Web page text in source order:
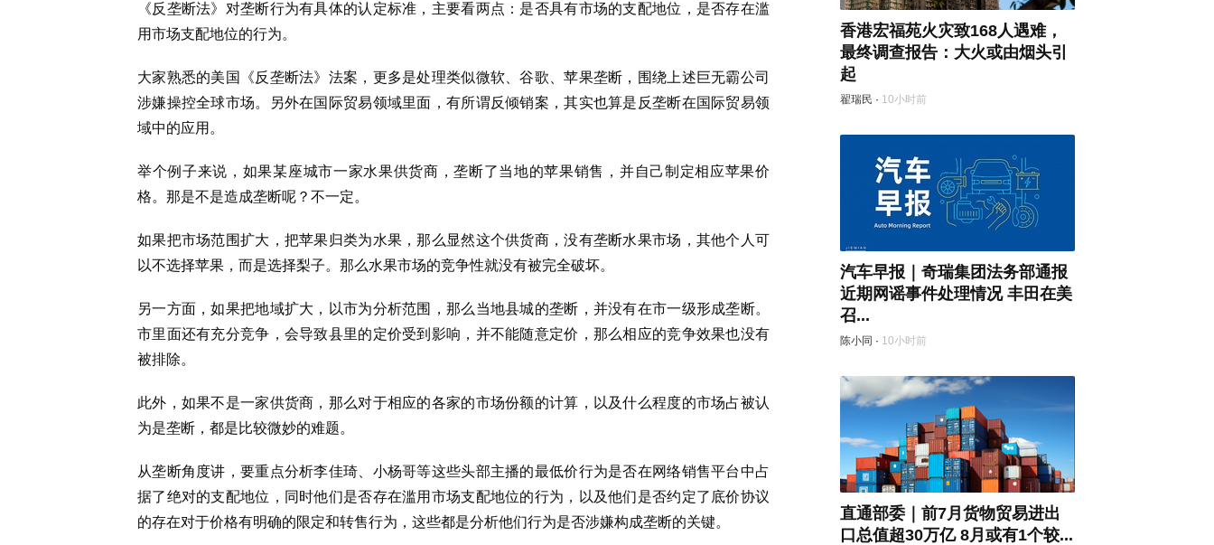
《反垄断法》对垄断行为有具体的认定标准，主要看两点：是否具有市场的支配地位，是否存在滥
用市场支配地位的行为。
大家熟悉的美国《反垄断法》法案，更多是处理类似微软、谷歌、苹果垄断，围绕上述巨无霸公司
涉嫌操控全球市场。另外在国际贸易领域里面，有所谓反倾销案，其实也算是反垄断在国际贸易领
域中的应用。
举个例子来说，如果某座城市一家水果供货商，垄断了当地的苹果销售，并自己制定相应苹果价
格。那是不是造成垄断呢？不一定。
如果把市场范围扩大，把苹果归类为水果，那么显然这个供货商，没有垄断水果市场，其他个人可
以不选择苹果，而是选择梨子。那么水果市场的竞争性就没有被完全破坏。
另一方面，如果把地域扩大，以市为分析范围，那么当地县城的垄断，并没有在市一级形成垄断。
市里面还有充分竞争，会导致县里的定价受到影响，并不能随意定价，那么相应的竞争效果也没有
被排除。
此外，如果不是一家供货商，那么对于相应的各家的市场份额的计算，以及什么程度的市场占被认
为是垄断，都是比较微妙的难题。
从垄断角度讲，要重点分析李佳琦、小杨哥等这些头部主播的最低价行为是否在网络销售平台中占
据了绝对的支配地位，同时他们是否存在滥用市场支配地位的行为，以及他们是否约定了底价协议
的存在对于价格有明确的限定和转售行为，这些都是分析他们行为是否涉嫌构成垄断的关键。
香港宏福苑火灾致168人遇难，
最终调查报告：大火或由烟头引
起
翟瑞民 · 10小时前
汽车早报｜奇瑞集团法务部通报
近期网谣事件处理情况 丰田在美
召...
陈小同 · 10小时前
直通部委｜前7月货物贸易进出
口总值超30万亿 8月或有1个较...